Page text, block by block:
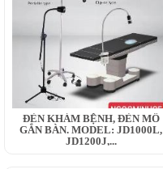
ĐÈN KHÁM BỆNH, ĐÈN MỔ
GẮN BÀN. MODEL: JD1000L,
JD1200J,...